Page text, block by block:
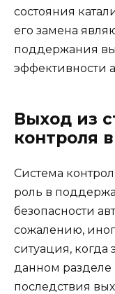
состояния
его замена
поддержания
эффективности
Выход из
контроля
Система
роль в
безопасности
сожалению,
ситуация, когда
данном
последствия